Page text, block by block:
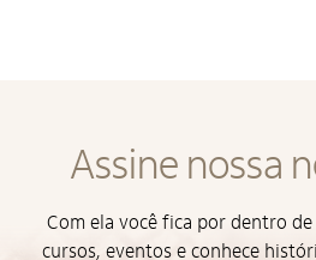
Assine nossa
Com ela você fica por dentro
cursos, eventos e conhece